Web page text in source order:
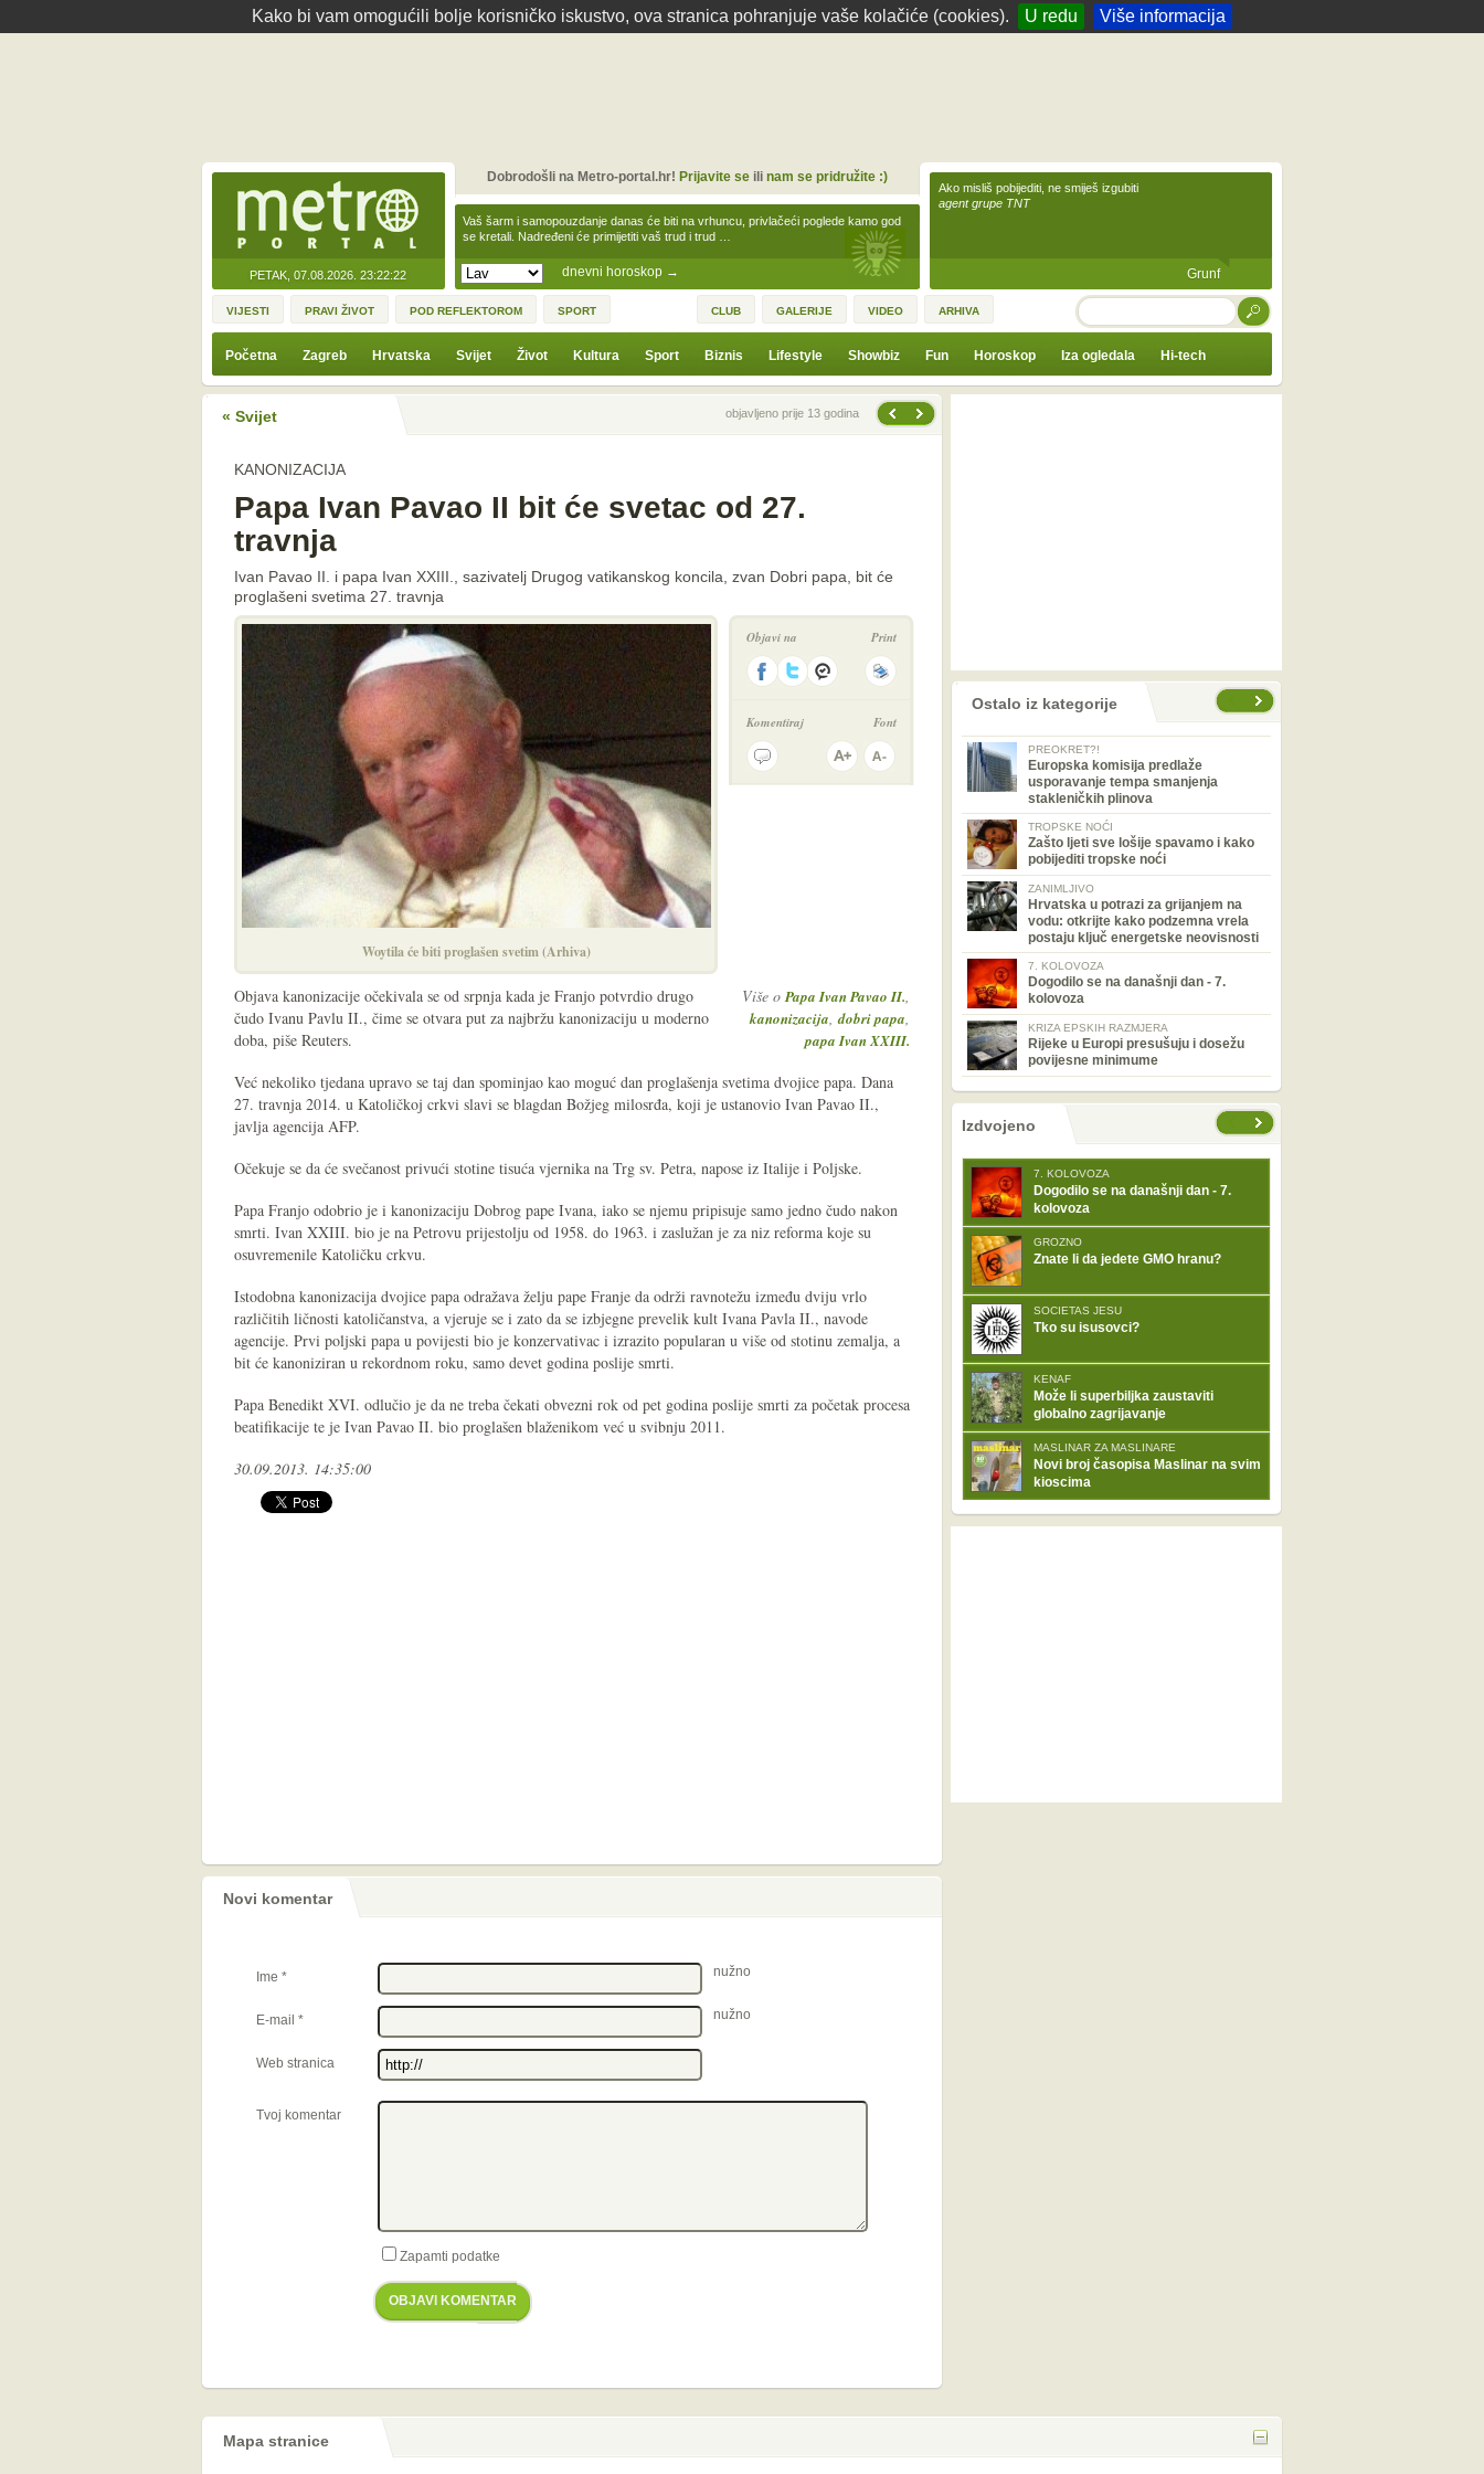
Kako bi vam omogućili bolje korisničko iskustvo, ova stranica pohranjuje vaše kolačiće (cookies). U redu Više informacija
PETAK, 07.08.2026. 23:22:22 dnevni horoskop →
Vaš šarm i samopouzdanje danas će biti na vrhuncu, privlačeći poglede kamo god
se kretali. Nadređeni će primijetiti vaš trud i trud …
Dobrodošli na Metro-portal.hr! Prijavite seili nam se pridružite :)
Ako misliš pobijediti, ne smiješ izgubiti
agent grupe TNT
Grunf
VIJESTI PRAVI ŽIVOT POD REFLEKTOROM SPORT CLUB GALERIJE VIDEO ARHIVA TRAŽI
Početna Zagreb Hrvatska Svijet Život Kultura Sport Biznis Lifestyle Showbiz Fun Horoskop Iza ogledala Hi-tech
« Svijet objavljeno prije 13 godina
KANONIZACIJA
Papa Ivan Pavao II bit će svetac od 27.
travnja
Ivan Pavao II. i papa Ivan XXIII., sazivatelj Drugog vatikanskog koncila, zvan Dobri papa, bit će
proglašeni svetima 27. travnja
Woytila će biti proglašen svetim (Arhiva)
Objavi na Print
Komentiraj Font
Više oPapa Ivan Pavao II.,
kanonizacija,dobri papa,
papa Ivan XXIII.
Objava kanonizacije očekivala se od srpnja kada je Franjo potvrdio drugo
čudo Ivanu Pavlu II., čime se otvara put za najbržu kanonizaciju u moderno
doba, piše Reuters.
Već nekoliko tjedana upravo se taj dan spominjao kao moguć dan proglašenja svetima dvojice papa. Dana
27. travnja 2014. u Katoličkoj crkvi slavi se blagdan Božjeg milosrđa, koji je ustanovio Ivan Pavao II.,
javlja agencija AFP.
Očekuje se da će svečanost privući stotine tisuća vjernika na Trg sv. Petra, napose iz Italije i Poljske.
Papa Franjo odobrio je i kanonizaciju Dobrog pape Ivana, iako se njemu pripisuje samo jedno čudo nakon
smrti. Ivan XXIII. bio je na Petrovu prijestolju od 1958. do 1963. i zaslužan je za niz reforma koje su
osuvremenile Katoličku crkvu.
Istodobna kanonizacija dvojice papa odražava želju pape Franje da održi ravnotežu između dviju vrlo
različitih ličnosti katoličanstva, a vjeruje se i zato da se izbjegne prevelik kult Ivana Pavla II., navode
agencije. Prvi poljski papa u povijesti bio je konzervativac i izrazito popularan u više od stotinu zemalja, a
bit će kanoniziran u rekordnom roku, samo devet godina poslije smrti.
Papa Benedikt XVI. odlučio je da ne treba čekati obvezni rok od pet godina poslije smrti za početak procesa
beatifikacije te je Ivan Pavao II. bio proglašen blaženikom već u svibnju 2011.
30.09.2013. 14:35:00
Novi komentar
Ime * nužno
E-mail * nužno
Web stranica
Tvoj komentar
Zapamti podatke
OBJAVI KOMENTAR
Ostalo iz kategorije
PREOKRET?!
Europska komisija predlaže
usporavanje tempa smanjenja
stakleničkih plinova
TROPSKE NOĆI
Zašto ljeti sve lošije spavamo i kako
pobijediti tropske noći
ZANIMLJIVO
Hrvatska u potrazi za grijanjem na
vodu: otkrijte kako podzemna vrela
postaju ključ energetske neovisnosti
7. KOLOVOZA
Dogodilo se na današnji dan - 7.
kolovoza
KRIZA EPSKIH RAZMJERA
Rijeke u Europi presušuju i dosežu
povijesne minimume
nema prethodne stranice
sljedećeIzdvojeno
7. KOLOVOZA
Dogodilo se na današnji dan - 7.
kolovoza
GROZNO
Znate li da jedete GMO hranu?
SOCIETAS JESU
Tko su isusovci?
KENAF
Može li superbiljka zaustaviti
globalno zagrijavanje
MASLINAR ZA MASLINARE
Novi broj časopisa Maslinar na svim
kioscima
Mapa stranice